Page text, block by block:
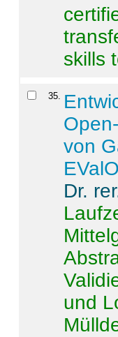
skills
35.
von
Dr.
und